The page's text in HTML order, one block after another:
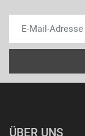
ÜBER UNS